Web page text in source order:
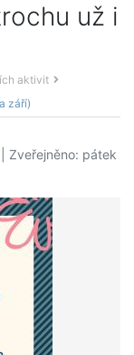
už i
aktivit
září)
| Zveřejněno: pátek